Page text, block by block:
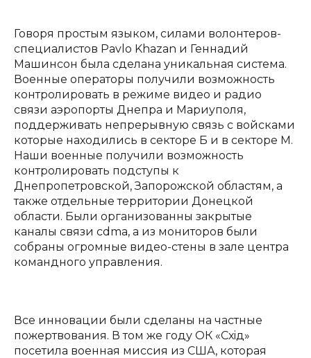
Говоря простым языком, силами волонтеров-
специалистов Pavlo Khazan и Геннадий
Машинсон была сделана уникальная система.
Военные операторы получили возможность
контролировать в режиме видео и радио
связи аэропорты Днепра и Мариуполя,
поддерживать непрерывную связь с войсками
которые находились в секторе Б и в секторе М.
Наши военные получили возможность
контролировать подступы к
Днепропетровской, Запорожской областям, а
также отдельные территории Донецкой
области. Были организованны закрытые
каналы связи cdma, а из мониторов были
собраны огромные видео-стены в зале центра
командного управления.
Все инновации были сделаны на частные
пожертвования. В том же году ОК «Схiд»
посетила военная миссия из США, которая